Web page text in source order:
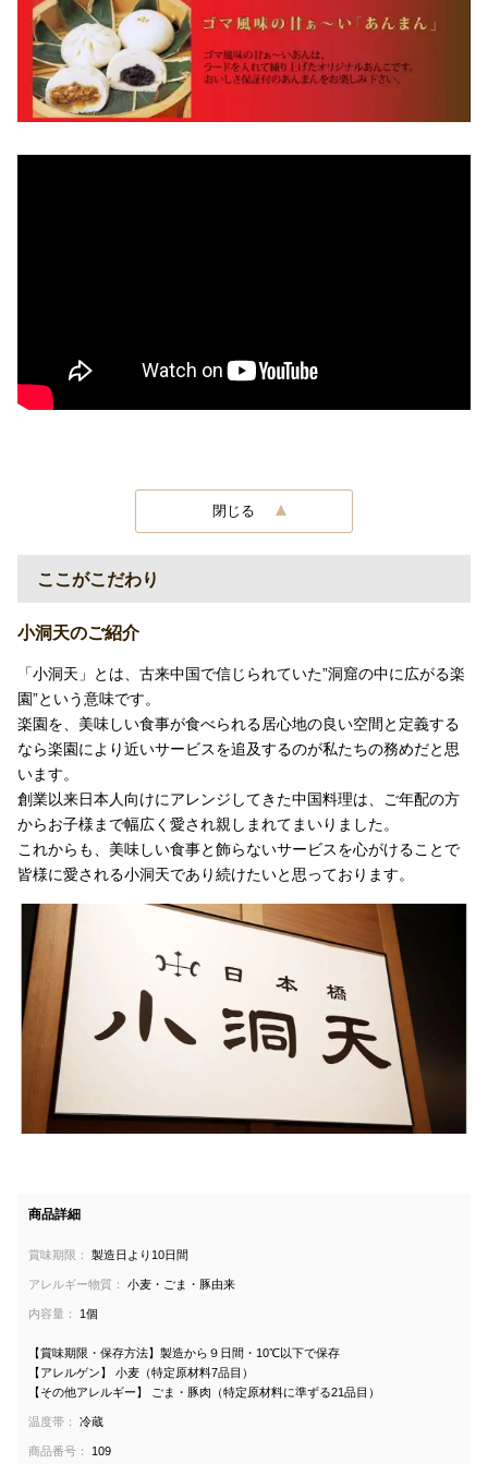
閉じる
ここがこだわり
小洞天のご紹介
「小洞天」とは、古来中国で信じられていた”洞窟の中に広がる楽
園”という意味です。
楽園を、美味しい食事が食べられる居心地の良い空間と定義する
なら楽園により近いサービスを追及するのが私たちの務めだと思
います。
創業以来日本人向けにアレンジしてきた中国料理は、ご年配の方
からお子様まで幅広く愛され親しまれてまいりました。
これからも、美味しい食事と飾らないサービスを心がけることで
皆様に愛される小洞天であり続けたいと思っております。
商品詳細
賞味期限： 製造日より10日間
アレルギー物質： 小麦・ごま・豚由来
内容量： 1個
【賞味期限・保存方法】製造から９日間・10℃以下で保存
【アレルゲン】 小麦（特定原材料7品目）
【その他アレルギー】 ごま・豚肉（特定原材料に準ずる21品目）
温度帯： 冷蔵
商品番号： 109